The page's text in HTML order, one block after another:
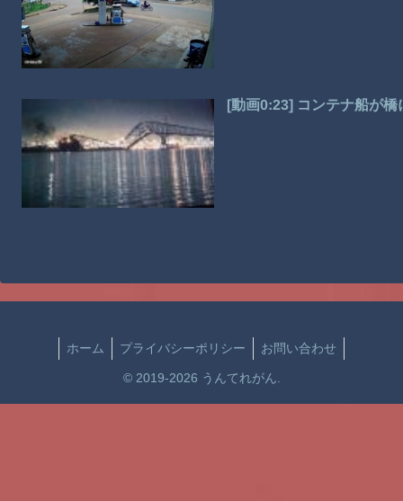
[動画0:23] コンテナ船が
ホーム プライバシーポリシー お問い合わせ
© 2019-2026 うんてれがん.